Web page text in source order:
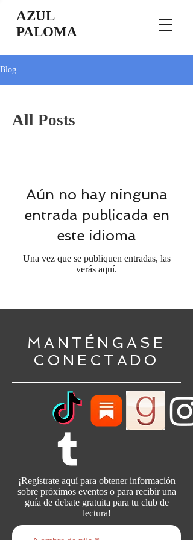
AZUL
PALOMA
Blog
All Posts
Aún no hay ninguna
entrada publicada en
este idioma
Una vez que se publiquen entradas, las
verás aquí.
MANTÉNGASE
CONECTADO
¡Regístrate aquí para obtener información
sobre próximos eventos o para recibir una
guía de debate gratuita para tu club de
lectura!